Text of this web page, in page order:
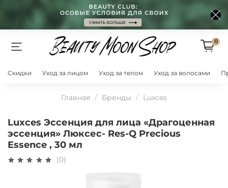
0
Скидки Уход за лицом Уход за телом Уход за волосами
Главная Бренды Luxces
Luxces Эссенция для лица «Драгоценная
эссенция» Люксес- Res-Q Precious
Essence , 30 мл
(0)